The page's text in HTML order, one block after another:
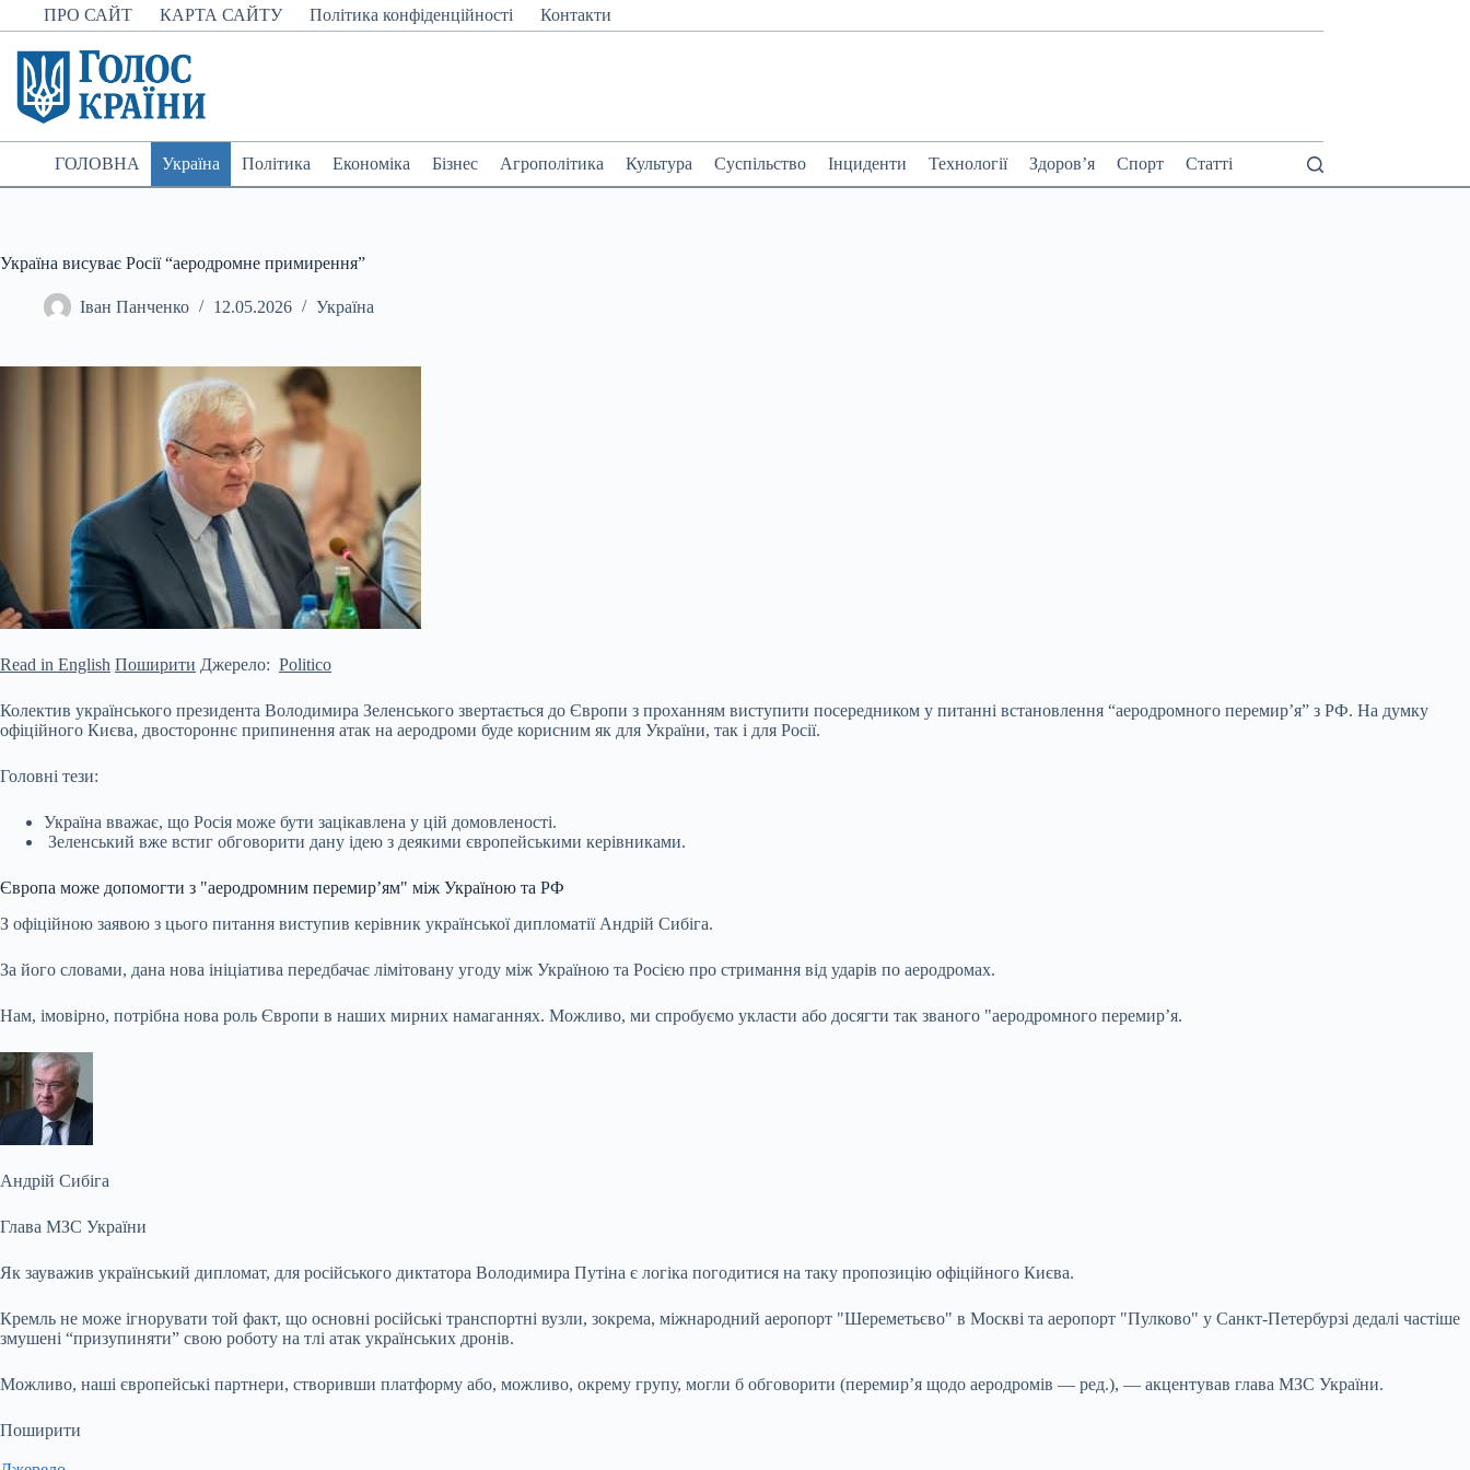
Перейти
до
вмісту
ПРО САЙТ КАРТА САЙТУ Політика конфіденційності Контакти
ГОЛОВНА Україна Політика Економіка Бізнес Агрополітика Культура Суспільство Інциденти Технології Здоров’я Спорт Статті
Україна висуває Росії “аеродромне примирення”
Іван Панченко 12.05.2026 Україна
Read in English Поширити Джерело: Politico
Колектив українського президента Володимира Зеленського звертається до Європи з проханням виступити посередником у питанні встановлення “аеродромного перемир’я” з РФ. На думку
офіційного Києва, двостороннє припинення атак на аеродроми буде корисним як для України, так і для Росії.
Головні тези:
Україна вважає, що Росія може бути зацікавлена у цій домовленості.
Зеленський вже встиг обговорити дану ідею з деякими європейськими керівниками.
Європа може допомогти з "аеродромним перемир’ям" між Україною та РФ
З офіційною заявою з цього питання виступив керівник української дипломатії Андрій Сибіга.
За його словами, дана нова ініціатива передбачає лімітовану угоду між Україною та Росією про стримання від ударів по аеродромах.
Нам, імовірно, потрібна нова роль Європи в наших мирних намаганнях. Можливо, ми спробуємо укласти або досягти так званого "аеродромного перемир’я.
Андрій Сибіга
Глава МЗС України
Як зауважив український дипломат, для російського диктатора Володимира Путіна є логіка погодитися на таку пропозицію офіційного Києва.
Кремль не може ігнорувати той факт, що основні російські транспортні вузли, зокрема, міжнародний аеропорт "Шереметьєво" в Москві та аеропорт "Пулково" у Санкт-Петербурзі дедалі частіше
змушені “призупиняти” свою роботу на тлі атак українських дронів.
Можливо, наші європейські партнери, створивши платформу або, можливо, окрему групу, могли б обговорити (перемир’я щодо аеродромів — ред.), — акцентував глава МЗС України.
Поширити